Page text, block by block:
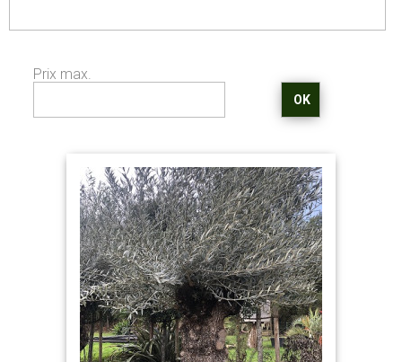
Prix max.